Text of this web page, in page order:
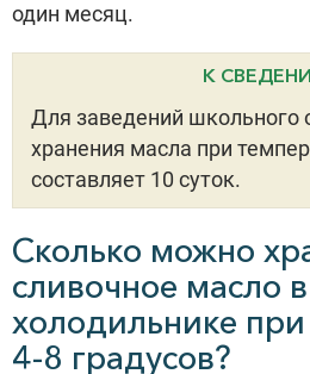
один месяц.
К
Для заведений школьного
хранения масла при
составляет 10 суток.
Сколько можно
сливочное масло в
холодильнике
4-8 градусов?